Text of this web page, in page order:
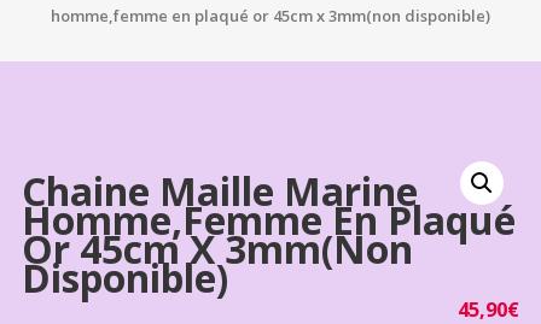
homme,femme en plaqué or 45cm x 3mm(non disponible)
Chaine Maille Marine
Homme,femme En Plaqué
Or 45cm X 3mm(non
Disponible)
45,90€